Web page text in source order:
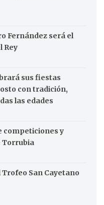
Fernández será el
Rey
sus fiestas
con tradición,
las edades
competiciones y
Torrubia
Trofeo San Cayetano